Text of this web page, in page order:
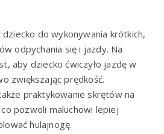
dziecko do wykonywania krótkich,
odpychania się i jazdy. Na
aby dziecko ćwiczyło jazdę w
zwiększając prędkość.
praktykowanie skrętów na
pozwoli maluchowi lepiej
hulajnogę.